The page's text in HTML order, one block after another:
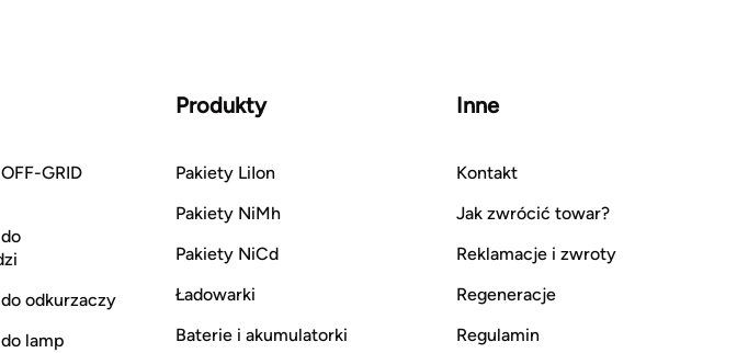
GRID
odkurzaczy
lamp
Produkty
Pakiety LiIon
Pakiety NiMh
Pakiety NiCd
Ładowarki
Baterie i akumulatorki
Inne
Kontakt
Jak zwrócić towar?
Reklamacje i zwroty
Regeneracje
Regulamin